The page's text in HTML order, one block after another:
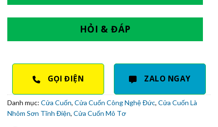
HỎI & ĐÁP
GỌI ĐIỆN ZALO NGAY
Danh mục: Cửa Cuốn, Cửa Cuốn Công Nghệ Đức, Cửa Cuốn Là
Nhôm Sơn Tĩnh Điện, Cửa Cuốn Mô Tơ